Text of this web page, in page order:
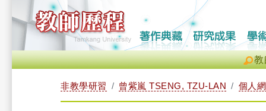
教
非教學研習 曾紫嵐 TSENG, TZU-LAN 個人